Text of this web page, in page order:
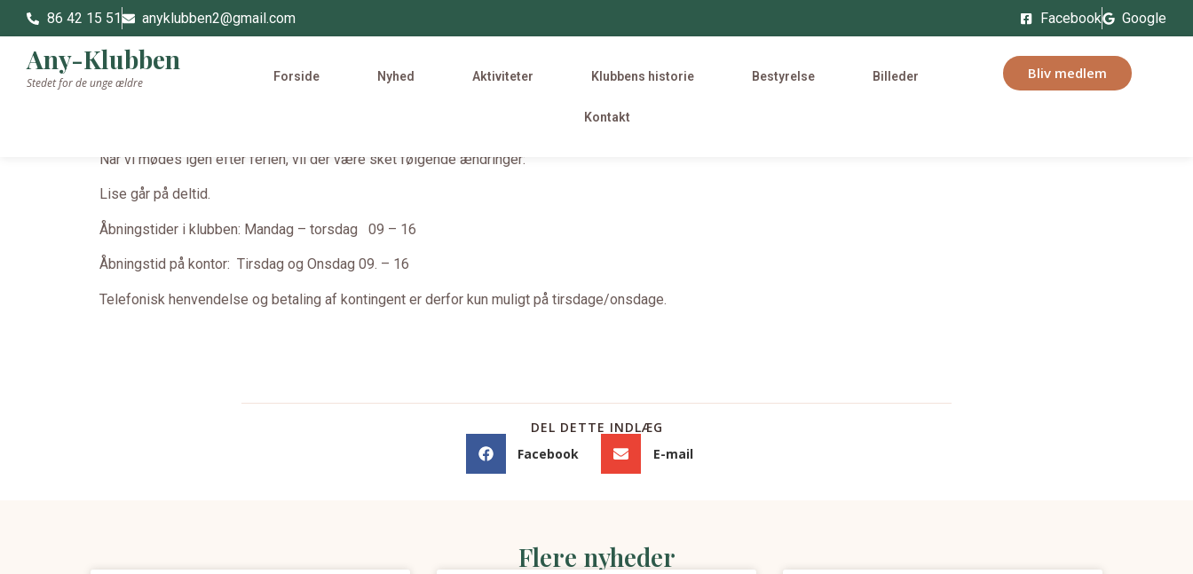
86 42 15 51 anyklubben2@gmail.com Facebook Google
Any-Klubben
Stedet for de unge ældre Forside Nyhed Aktiviteter Klubbens historie Bestyrelse Billeder
Kontakt
Bliv medlem
Når vi mødes igen efter ferien, vil der være sket følgende ændringer:
Lise går på deltid.
Åbningstider i klubben: Mandag – torsdag 09 – 16
Åbningstid på kontor: Tirsdag og Onsdag 09. – 16
Telefonisk henvendelse og betaling af kontingent er derfor kun muligt på tirsdage/onsdage.
DEL DETTE INDLÆG
Facebook
E-mail
Flere nyheder